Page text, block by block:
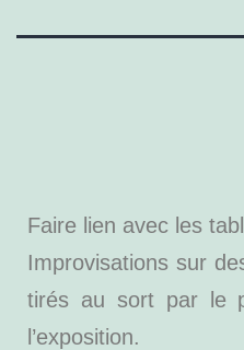
Faire lien avec les
Improvisations sur
tirés au sort par le
l’exposition.